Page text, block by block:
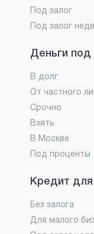
Под залог
Под залог
Деньги под
В долг
От частного
Срочно
Взять
В Москве
Под проценты
Кредит
Без залога
Для малого